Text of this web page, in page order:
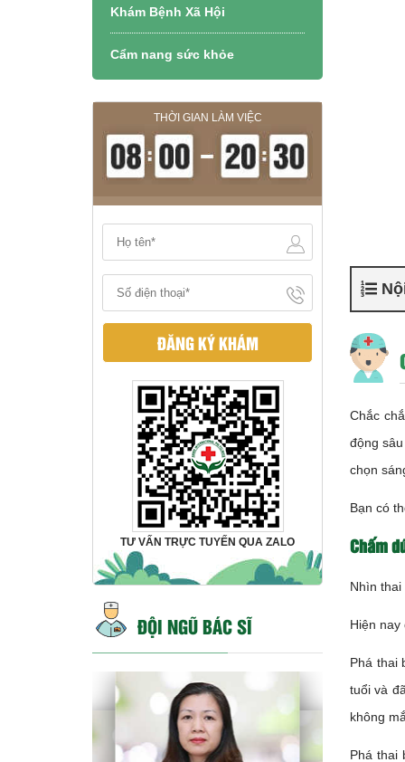
Khám Bệnh Xã Hội
Cẩm nang sức khỏe
THỜI GIAN LÀM VIỆC
ĐĂNG KÝ KHÁM
TƯ VẤN TRỰC TUYẾN QUA ZALO
ĐỘI NGŨ BÁC SĨ
Chắc
động
chọn
Bạn có
Chấm
Nhìn
Hiện
Phá thai
tuổi và
không
Phá thai